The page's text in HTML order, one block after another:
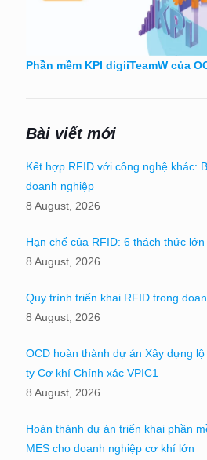
Phần mềm KPI digiiTeamW của
Bài viết mới
Kết hợp RFID với công nghệ khác:
doanh nghiệp
8 August, 2026
Hạn chế của RFID: 6 thách thức
8 August, 2026
Quy trình triển khai RFID trong
8 August, 2026
OCD hoàn thành dự án Xây dựng
ty Cơ khí Chính xác VPIC1
8 August, 2026
Hoàn thành dự án triển khai phần
MES cho doanh nghiệp cơ khí lớn